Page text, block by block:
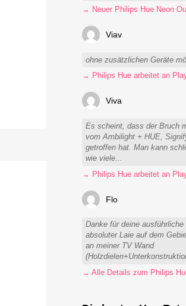
Viav
ohne zusätzlichen Geräte
Viva
Es scheint, dass der Bruch
vom Ambilight + HUE,
getroffen hat. Man kann
wie viele...
Flo
Danke für deine
absoluter Laie auf dem
an meiner TV Wand